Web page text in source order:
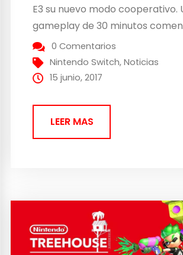
E3 su nuevo modo cooperativo.
gameplay de 30 minutos
los propios desarrolladores. Un
4 jugadores tendrán que
enemigos de la IA, se dividirán en
0 Comentarios
Nintendo Switch,Noticias
15 junio, 2017
LEER MAS